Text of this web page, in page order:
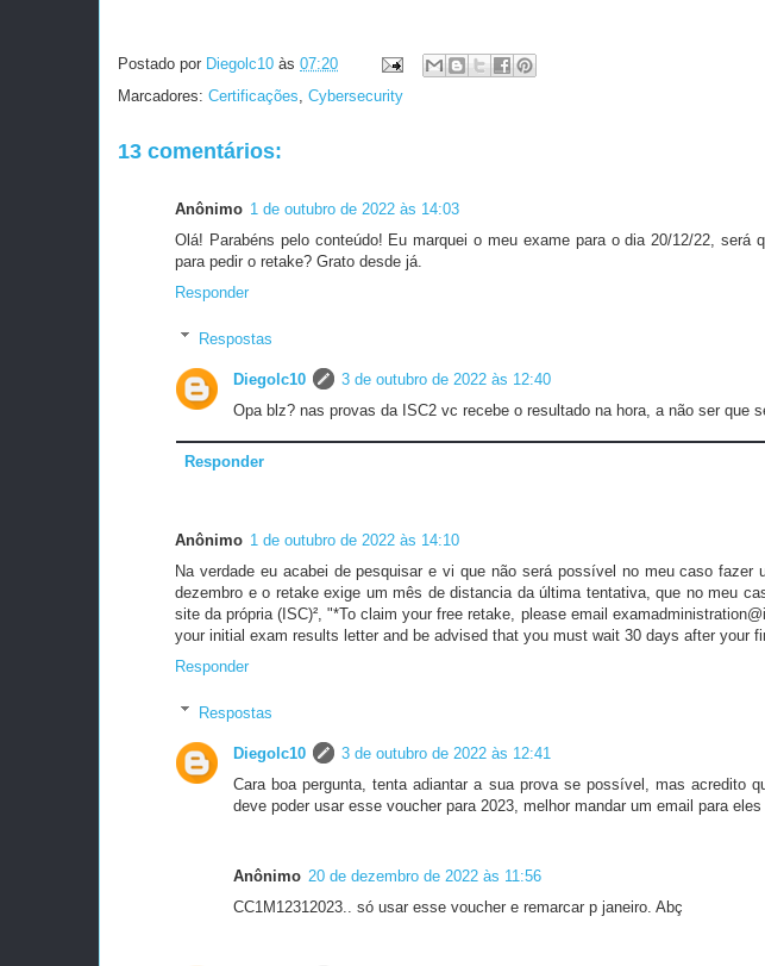
Postado por Diegolc10 às 07:20
Marcadores: Certificações, Cybersecurity
13 comentários:
Anônimo 1 de outubro de 2022 às 14:03
Olá! Parabéns pelo conteúdo! Eu marquei o meu exame para o dia 20/12/22,
para pedir o retake? Grato desde já.
Responder
Respostas
Diegolc10
3 de outubro de 2022 às 12:40
Opa blz? nas provas da ISC2 vc recebe o resultado na hora, a não ser que
Responder
Anônimo 1 de outubro de 2022 às 14:10
Na verdade eu acabei de pesquisar e vi que não será possível no meu caso
dezembro e o retake exige um mês de distancia da última tentativa, que no meu
site da própria (ISC)², "*To claim your free retake, please email
your initial exam results letter and be advised that you must wait 30 days after your
Responder
Respostas
Diegolc10
3 de outubro de 2022 às 12:41
Cara boa pergunta, tenta adiantar a sua prova se possível, mas acredito
deve poder usar esse voucher para 2023, melhor mandar um email para
Anônimo 20 de dezembro de 2022 às 11:56
CC1M12312023.. só usar esse voucher e remarcar p janeiro. Abç